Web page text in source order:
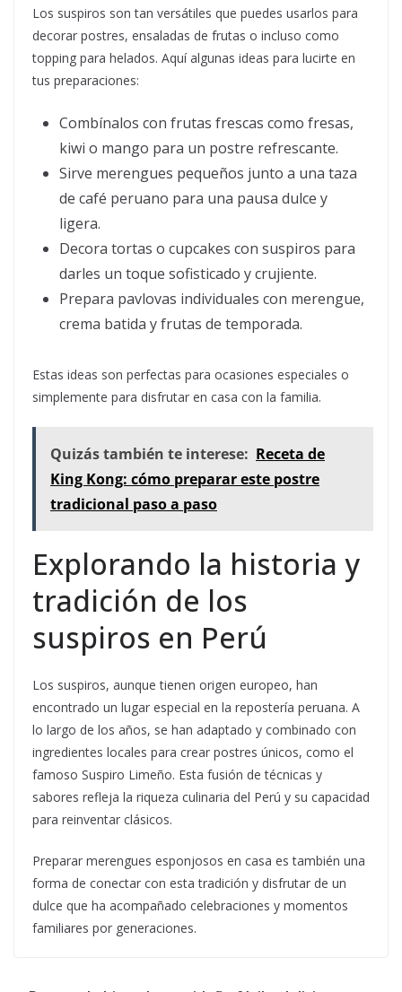
Los suspiros son tan versátiles que puedes usarlos para
decorar postres, ensaladas de frutas o incluso como
topping para helados. Aquí algunas ideas para lucirte en
tus preparaciones:
Combínalos con frutas frescas como fresas,
kiwi o mango para un postre refrescante.
Sirve merengues pequeños junto a una taza
de café peruano para una pausa dulce y
ligera.
Decora tortas o cupcakes con suspiros para
darles un toque sofisticado y crujiente.
Prepara pavlovas individuales con merengue,
crema batida y frutas de temporada.
Estas ideas son perfectas para ocasiones especiales o
simplemente para disfrutar en casa con la familia.
Quizás también te interese: Receta de
King Kong: cómo preparar este postre
tradicional paso a paso
Explorando la historia y
tradición de los
suspiros en Perú
Los suspiros, aunque tienen origen europeo, han
encontrado un lugar especial en la repostería peruana. A
lo largo de los años, se han adaptado y combinado con
ingredientes locales para crear postres únicos, como el
famoso Suspiro Limeño. Esta fusión de técnicas y
sabores refleja la riqueza culinaria del Perú y su capacidad
para reinventar clásicos.
Preparar merengues esponjosos en casa es también una
forma de conectar con esta tradición y disfrutar de un
dulce que ha acompañado celebraciones y momentos
familiares por generaciones.